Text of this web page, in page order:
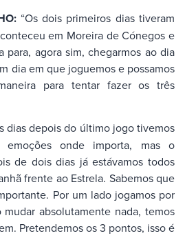
“Os dois primeiros dias tiveram
em Moreira de Cónegos e
para, agora sim, chegarmos ao dia
dia em que joguemos e possamos
para tentar fazer os três
dias depois do último jogo tivemos
onde importa, mas o
de dois dias já estávamos todos
frente ao Estrela. Sabemos que
Por um lado jogamos por
absolutamente nada, temos
Pretendemos os 3 pontos, isso é